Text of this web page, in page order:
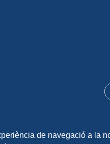
de navegació a la